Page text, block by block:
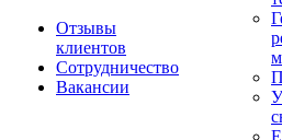
Отзывы
клиентов
Сотрудничество
Вакансии